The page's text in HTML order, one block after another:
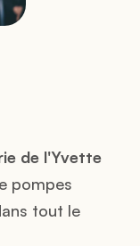
de l'Yvette
pompes
tout le